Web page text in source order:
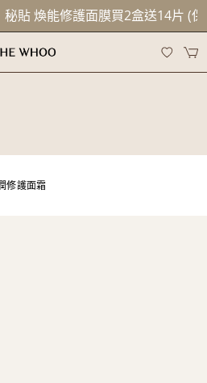
秘貼 煥能修護面膜買2盒送14片 (
修護面霜